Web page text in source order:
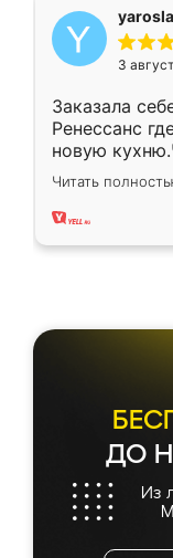
3
Заказала
Ренессанс
новую
вполне
два года,
Читать
ДО
Из